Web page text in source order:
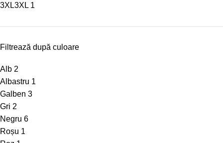
3XL3XL 1
Filtrează după culoare
Alb 2
Albastru 1
Galben 3
Gri 2
Negru 6
Roșu 1